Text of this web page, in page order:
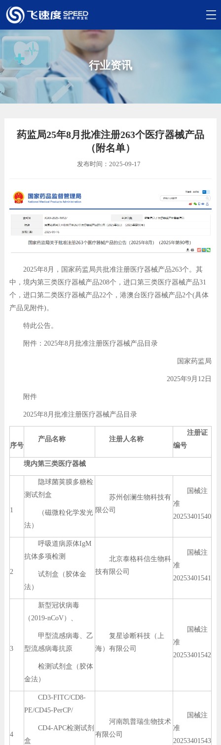
行业资讯
药监局25年8月批准注册263个医疗器械产品
（附名单）
发布时间：2025-09-17
2025年8月，国家药监局共批准注册医疗器械产品263个。其
中，境内第三类医疗器械产品208个，进口第三类医疗器械产品31
个，进口第二类医疗器械产品22个，港澳台医疗器械产品2个(具体
产品见附件)。
特此公告。
附件：2025年8月批准注册医疗器械产品目录
国家药监局
2025年9月12日
附件
2025年8月批准注册医疗器械产品目录
序号
产品名称 注册人名称
注册证
编号
境内第三类医疗器械
1
隐球菌荚膜多糖检
测试剂盒
（磁微粒化学发光
法）
苏州创澜生物科技有
限公司
国械注
准
20253401540
2
呼吸道病原体IgM
抗体多项检测
试剂盒（胶体金
法）
北京泰格科信生物科
技有限公司
国械注
准
20253401541
3
新型冠状病毒
（2019-nCoV）、
甲型流感病毒、乙
型流感病毒抗原
检测试剂盒（胶体
金法）
复星诊断科技（上
海）有限公司
国械注
准
20253401542
4
CD3-FITC/CD8-
PE/CD45-PerCP/
CD4-APC检测试剂
盒
河南凯普瑞生物技术
有限公司
国械注
准
20253401543